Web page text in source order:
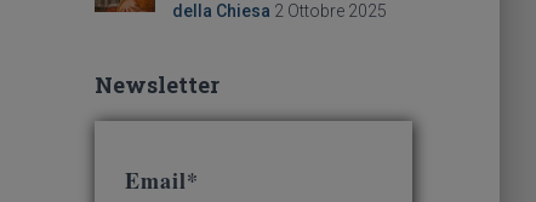
della Chiesa 2 Ottobre 2025
Newsletter
Email*